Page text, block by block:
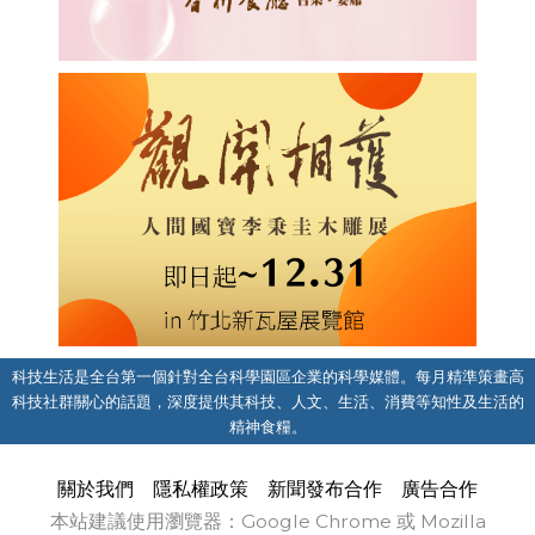
科技生活是全台第一個針對全台科學園區企業的科學媒體。每月精準策畫高
科技社群關心的話題，深度提供其科技、人文、生活、消費等知性及生活的
精神食糧。
關於我們 隱私權政策 新聞發布合作
廣告合作
本站建議使用瀏覽器：Google Chrome 或 Mozilla